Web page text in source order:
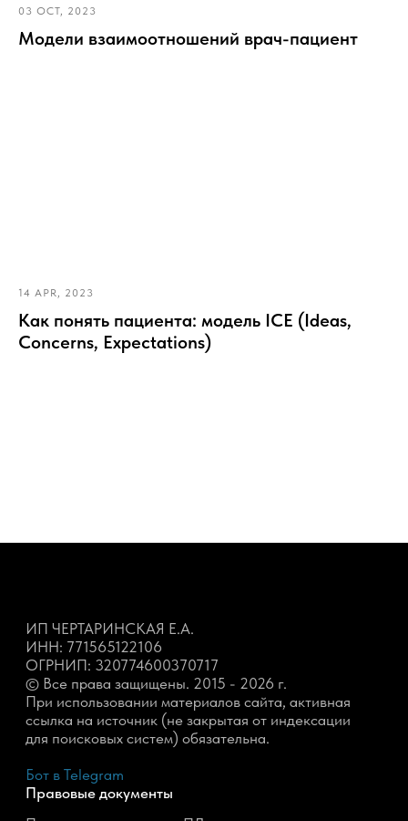
03 OCT, 2023
Модели взаимоотношений врач-пациент
14 APR, 2023
Как понять пациента: модель ICE (Ideas,
Concerns, Expectations)